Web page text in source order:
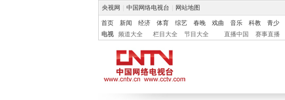
央视网 中国网络电视台 网站地图
首页 新闻 经济 体育 综艺 春晚 戏曲 音乐 科教 青少
电视
频道大全 栏目大全 节目大全 直播中国 赛事直播